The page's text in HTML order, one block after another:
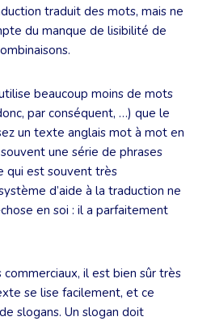
traduit des mots, mais ne
du manque de lisibilité de
beaucoup moins de mots
par conséquent, …) que le
un texte anglais mot à mot en
une série de phrases
qui est souvent très
d’aide à la traduction ne
en soi : il a parfaitement
il est bien sûr très
se lise facilement, et ce
slogans. Un slogan doit